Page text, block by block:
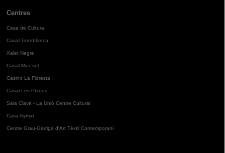
Centres
Casa de Cultura
Casal Torreblanca
Xalet Negre
Casal Mira-sol
Casino La Floresta
Casal Les Planes
Sala Clavé - La Unió Centre Cultural
Casa Aymat
Centre Grau-Garriga d'Art Tèxtil Contemporani